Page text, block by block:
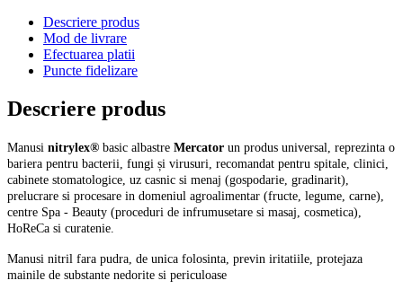
Descriere produs
Mod de livrare
Efectuarea platii
Puncte fidelizare
Descriere produs
Manusi nitrylex® basic albastre Mercator un produs universal, reprezinta o
bariera pentru bacterii, fungi și virusuri, recomandat pentru spitale, clinici,
cabinete stomatologice, uz casnic si menaj (gospodarie, gradinarit),
prelucrare si procesare in domeniul agroalimentar (fructe, legume, carne),
centre Spa - Beauty (proceduri de infrumusetare si masaj, cosmetica),
HoReCa si curatenie.
Manusi nitril fara pudra, de unica folosinta, previn iritatiile, protejaza
mainile de substante nedorite si periculoase